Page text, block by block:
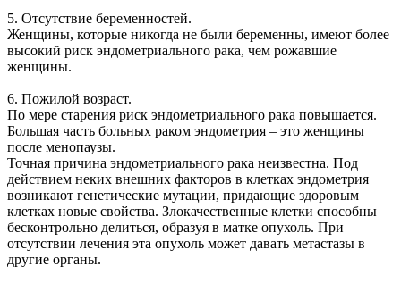
5. Отсутствие беременностей.
Женщины, которые никогда не были беременны, имеют более
высокий риск эндометриального рака, чем рожавшие
женщины.
6. Пожилой возраст.
По мере старения риск эндометриального рака повышается.
Большая часть больных раком эндометрия – это женщины
после менопаузы.
Точная причина эндометриального рака неизвестна. Под
действием неких внешних факторов в клетках эндометрия
возникают генетические мутации, придающие здоровым
клетках новые свойства. Злокачественные клетки способны
бесконтрольно делиться, образуя в матке опухоль. При
отсутствии лечения эта опухоль может давать метастазы в
другие органы.